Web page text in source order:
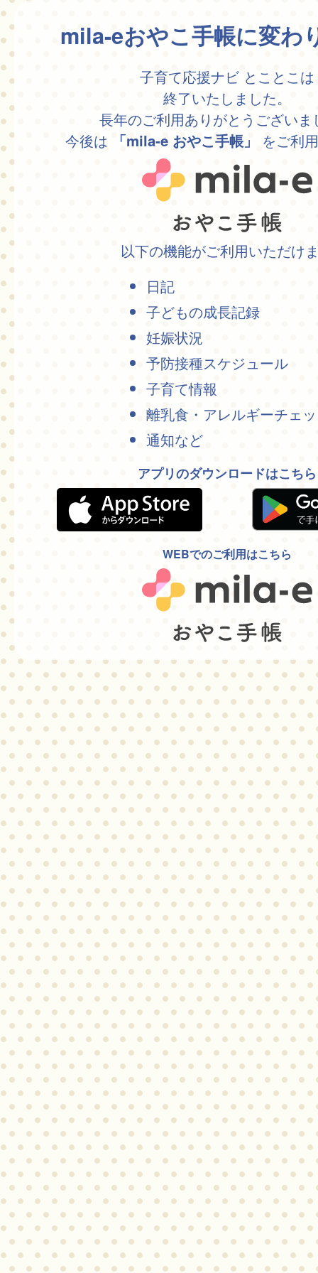
mila-eおやこ手帳に変わ
子育て応援ナビ とことこは
終了いたしました。
長年のご利用ありがとうございま
今後は
「mila-e おやこ手帳」 をご利
以下の機能がご利用いただけ
日記
子どもの成長記録
妊娠状況
予防接種スケジュール
子育て情報
離乳食・アレルギーチェ
通知など
アプリのダウンロードはこちら
WEBでのご利用はこちら